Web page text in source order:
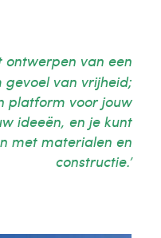
ontwerpen van een
van vrijheid;
platform voor jouw
ideeën, en je kunt
met materialen en
constructie.’